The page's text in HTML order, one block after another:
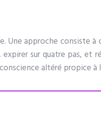
approche consiste à
sur quatre pas, et
altéré propice